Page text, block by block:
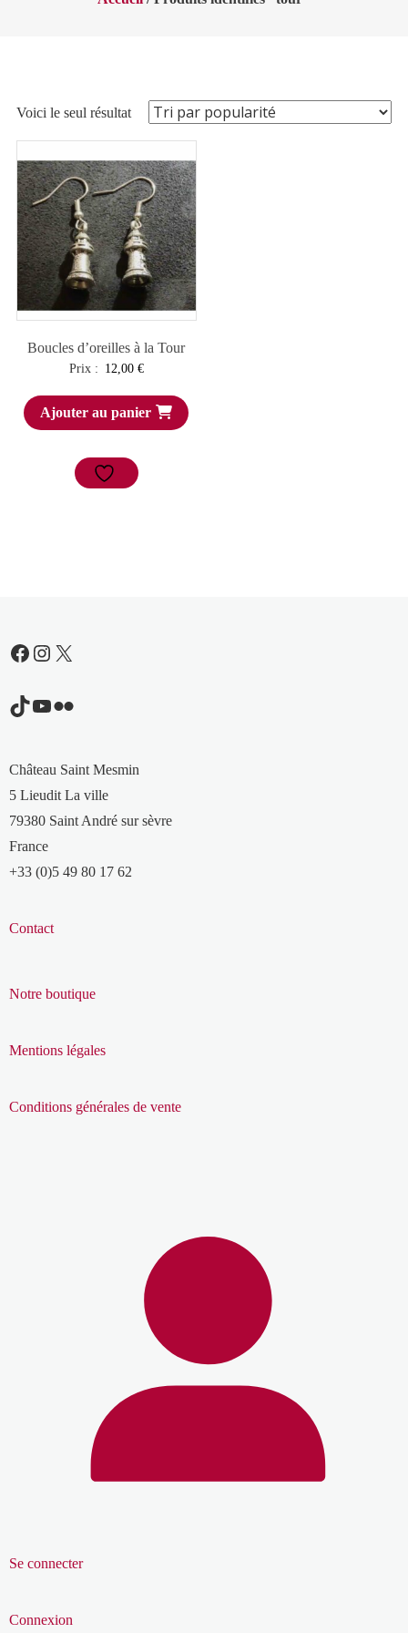
Voici le seul résultat
Boucles d’oreilles à la Tour
Prix : 12,00 €
Ajouter au panier
Facebook
Instagram
X
TikTok
YouTube
Flickr
Château Saint Mesmin
5 Lieudit La ville
79380 Saint André sur sèvre
France
+33 (0)5 49 80 17 62
Contact
Notre boutique
Mentions légales
Conditions générales de vente
Se connecter
Connexion